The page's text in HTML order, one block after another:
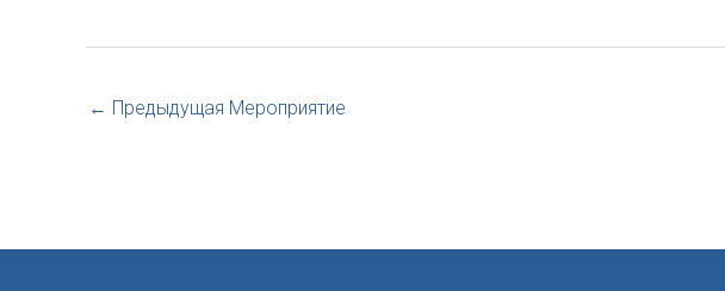
← Предыдущая Мероприятие